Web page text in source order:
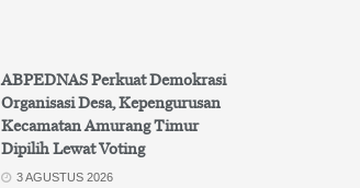
ABPEDNAS Perkuat Demokrasi
Organisasi Desa, Kepengurusan
Kecamatan Amurang Timur
Dipilih Lewat Voting
3 AGUSTUS 2026